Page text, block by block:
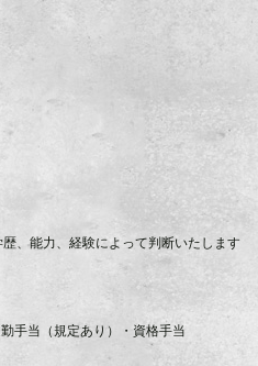
、能力、経験によって判断いたします
手当（規定あり）・資格手当